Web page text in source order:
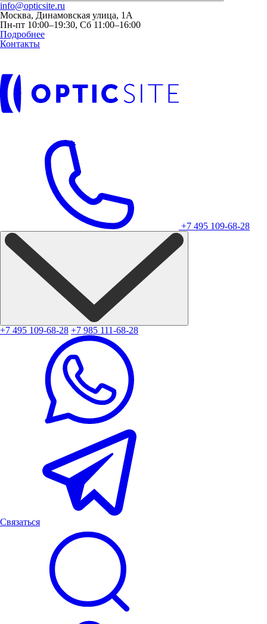
info@opticsite.ru
Москва, Динамовская улица, 1А
Пн-пт 10:00–19:30, Сб 11:00–16:00
Подробнее
Контакты
+7 495 109-68-28
+7 495 109-68-28 +7 985 111-68-28
Связаться